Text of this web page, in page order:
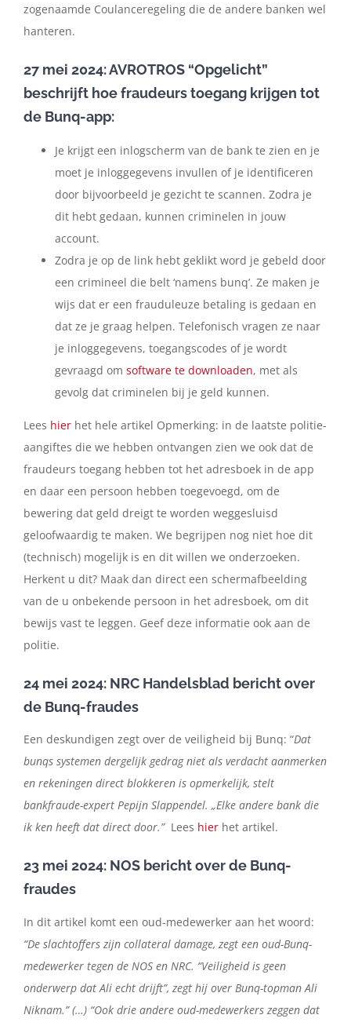
zogenaamde Coulanceregeling die de andere banken wel
hanteren.
27 mei 2024: AVROTROS “Opgelicht”
beschrijft hoe fraudeurs toegang krijgen tot
de Bunq-app:
Je krijgt een inlogscherm van de bank te zien en je
moet je inloggegevens invullen of je identificeren
door bijvoorbeeld je gezicht te scannen. Zodra je
dit hebt gedaan, kunnen criminelen in jouw
account.
Zodra je op de link hebt geklikt word je gebeld door
een crimineel die belt ‘namens bunq’. Ze maken je
wijs dat er een frauduleuze betaling is gedaan en
dat ze je graag helpen. Telefonisch vragen ze naar
je inloggegevens, toegangscodes of je wordt
gevraagd om software te downloaden, met als
gevolg dat criminelen bij je geld kunnen.
Lees hier het hele artikel Opmerking: in de laatste politie-
aangiftes die we hebben ontvangen zien we ook dat de
fraudeurs toegang hebben tot het adresboek in de app
en daar een persoon hebben toegevoegd, om de
bewering dat geld dreigt te worden weggesluisd
geloofwaardig te maken. We begrijpen nog niet hoe dit
(technisch) mogelijk is en dit willen we onderzoeken.
Herkent u dit? Maak dan direct een schermafbeelding
van de u onbekende persoon in het adresboek, om dit
bewijs vast te leggen. Geef deze informatie ook aan de
politie.
24 mei 2024: NRC Handelsblad bericht over
de Bunq-fraudes
Een deskundigen zegt over de veiligheid bij Bunq: “Dat
bunqs systemen dergelijk gedrag niet als verdacht aanmerken
en rekeningen direct blokkeren is opmerkelijk, stelt
bankfraude-expert Pepijn Slappendel. „Elke andere bank die
ik ken heeft dat direct door.”Lees hier het artikel.
23 mei 2024: NOS bericht over de Bunq-
fraudes
In dit artikel komt een oud-medewerker aan het woord:
“De slachtoffers zijn collateral damage, zegt een oud-Bunq-
medewerker tegen de NOS en NRC. “Veiligheid is geen
onderwerp dat Ali echt drijft”, zegt hij over Bunq-topman Ali
Niknam.” (…) “Ook drie andere oud-medewerkers zeggen dat